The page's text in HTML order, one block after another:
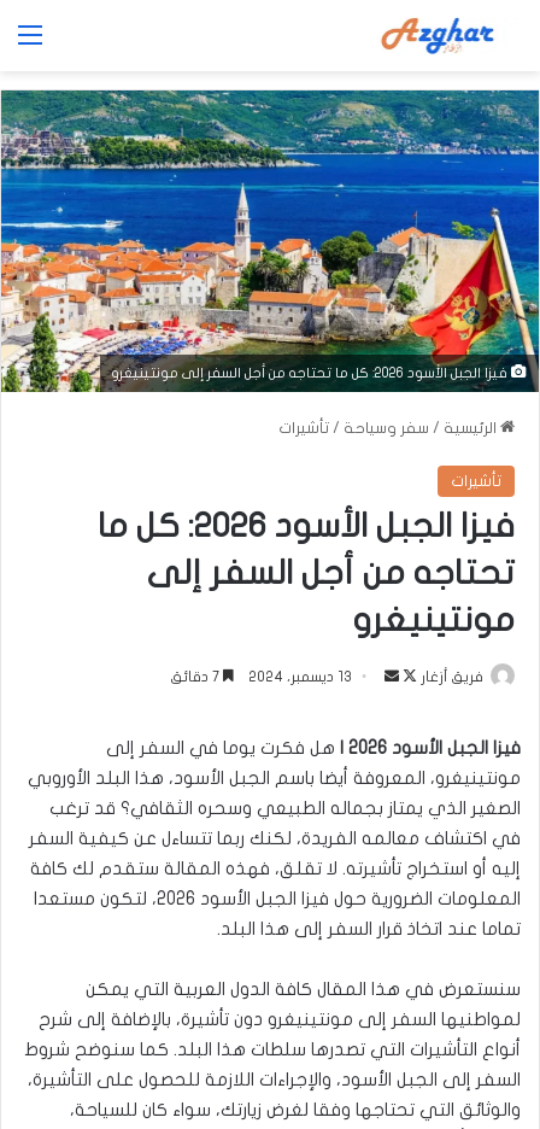
فيزا الجبل الأسود 2026: كل ما تحتاجه من أجل السفر إلى مونتينيغرو
الرئيسية / سفر وسياحة / تأشيرات
تأشيرات
فيزا الجبل الأسود 2026: كل ما
تحتاجه من أجل السفر إلى
مونتينيغرو
فريق أزغار
تابعأرسل
13 ديسمبر، 2024
فيزا الجبل الأسود 2026 |
هل فكرت يوما في السفر إلى
مونتينيغرو، المعروفة أيضا باسم الجبل الأسود، هذا البلد الأوروبي
الصغير الذي يمتاز بجماله الطبيعي وسحره الثقافي؟ قد ترغب
في اكتشاف معالمه الفريدة، لكنك ربما تتساءل عن كيفية السفر
إليه أو استخراج تأشيرته. لا تقلق، فهذه المقالة ستقدم لك كافة
المعلومات الضرورية حول فيزا الجبل الأسود 2026، لتكون مستعدا
تماما عند اتخاذ قرار السفر إلى هذا البلد.
سنستعرض في هذا المقال كافة الدول العربية التي يمكن
لمواطنيها السفر إلى مونتينيغرو دون تأشيرة، بالإضافة إلى شرح
أنواع التأشيرات التي تصدرها سلطات هذا البلد. كما سنوضح شروط
السفر إلى الجبل الأسود، والإجراءات اللازمة للحصول على التأشيرة،
والوثائق التي تحتاجها وفقا لغرض زيارتك، سواء كان للسياحة،